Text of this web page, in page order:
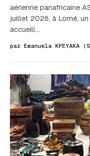
aérienne panafricaine
juillet 2026, à Lomé,
accueill…
par Emanuela KPEYAKA